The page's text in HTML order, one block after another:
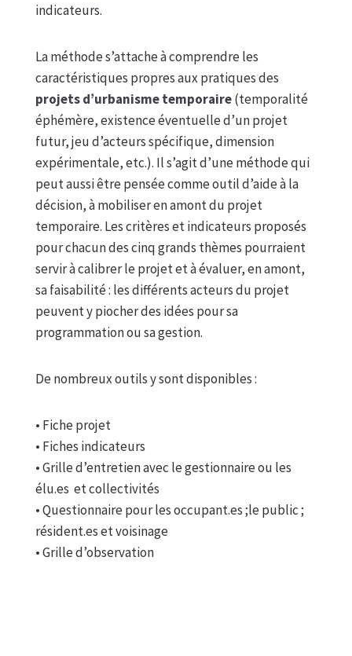
indicateurs.
La méthode s’attache à comprendre les
caractéristiques propres aux pratiques des
projets d’urbanisme temporaire(temporalité
éphémère, existence éventuelle d’un projet
futur, jeu d’acteurs spécifique, dimension
expérimentale, etc.). Il s’agit d’une méthode qui
peut aussi être pensée comme outil d’aide à la
décision, à mobiliser en amont du projet
temporaire. Les critères et indicateurs proposés
pour chacun des cinq grands thèmes pourraient
servir à calibrer le projet et à évaluer, en amont,
sa faisabilité : les différents acteurs du projet
peuvent y piocher des idées pour sa
programmation ou sa gestion.
De nombreux outils y sont disponibles :
• Fiche projet
• Fiches indicateurs
• Grille d’entretien avec le gestionnaire ou les
élu.es et collectivités
• Questionnaire pour les occupant.es ;le public ;
résident.es et voisinage
• Grille d’observation